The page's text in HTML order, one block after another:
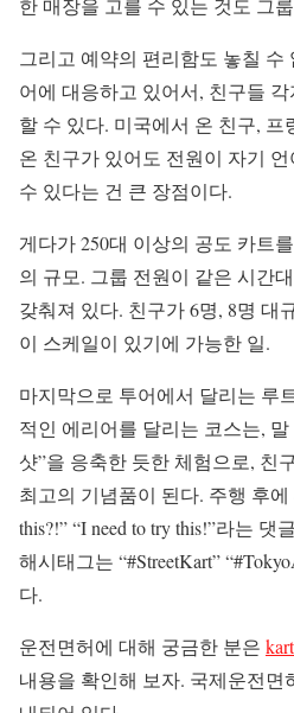
한 매장을 고를 수 있는 것도 그
그리고 예약의 편리함도 놓칠 수
어에 대응하고 있어서, 친구들
할 수 있다. 미국에서 온 친구,
온 친구가 있어도 전원이 자기
수 있다는 건 큰 장점이다.
게다가 250대 이상의 공도 카트
의 규모. 그룹 전원이 같은 시간
갖춰져 있다. 친구가 6명, 8명 대
이 스케일이 있기에 가능한 일.
마지막으로 투어에서 달리는 루
적인 에리어를 달리는 코스는,
샷”을 응축한 듯한 체험으로, 친
최고의 기념품이 된다. 주행 후에
this?!” “I need to try this!”라는
해시태그는 “#StreetKart”
다.
운전면허에 대해 궁금한 분은
내용을 확인해 보자. 국제운전